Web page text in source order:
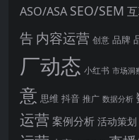
ASO/ASA SEO/SEM
告 内容运营 创意 品牌
厂动态 小红书 市场洞
意 思维 抖音 推广 数据分析
运营 案例分析 活动策划